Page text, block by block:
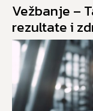
Vežbanje –
rezultate i